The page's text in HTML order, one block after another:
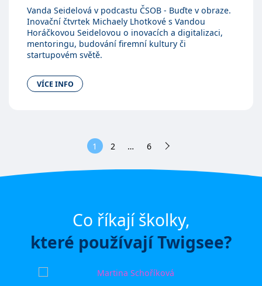
Vanda Seidelová v podcastu ČSOB - Buďte v obraze.
Inovační čtvrtek Michaely Lhotkové s Vandou
Horáčkovou Seidelovou o inovacích a digitalizaci,
mentoringu, budování firemní kultury či
startupovém světě.
VÍCE INFO
1 2 … 6
Co říkají školky,
které používají Twigsee?